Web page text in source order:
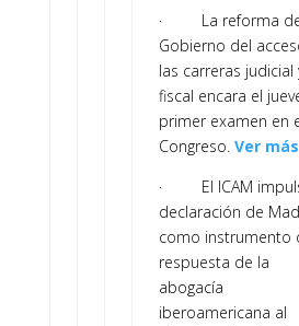
· La reforma
Gobierno del
las carreras judicial
fiscal encara el
primer examen en
Congreso. Ver
· El ICAM
declaración de
como instrumento
respuesta de la
abogacía
iberoamericana al